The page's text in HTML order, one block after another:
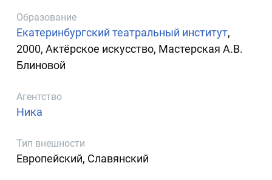
Образование
Екатеринбургский театральный институт,
2000, Актёрское искусство, Мастерская А.В.
Блиновой
Агентство
Ника
Тип внешности
Европейский, Славянский